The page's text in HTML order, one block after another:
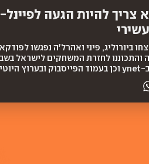
צריך להיות הגעה